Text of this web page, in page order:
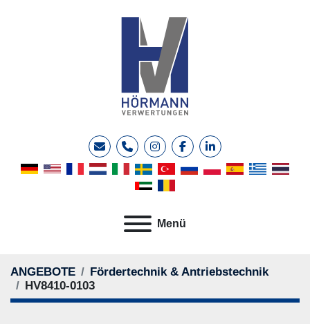
E-MailTelefoninstagramfacebooklinkedin
Menü
ANGEBOTE
Fördertechnik & Antriebstechnik
HV8410-0103